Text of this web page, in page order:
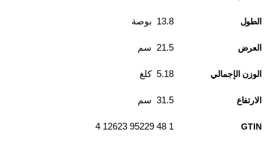
الطول 13.8 بوصة
العرض 21.5 سم
الوزن الإجمالي 5.18 كلغ
الارتفاع 31.5 سم
GTIN
1 48 95229 12623 4